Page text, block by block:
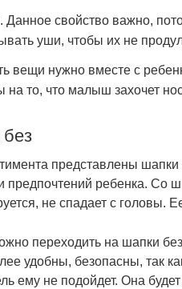
Данное свойство важно,
уши, чтобы их не
вещи нужно вместе с
на то, что малыш захочет
представлены шапки
предпочтений ребенка.
не спадает с головы.
переходить на шапки
удобны, безопасны, так
ему не подойдет. Она